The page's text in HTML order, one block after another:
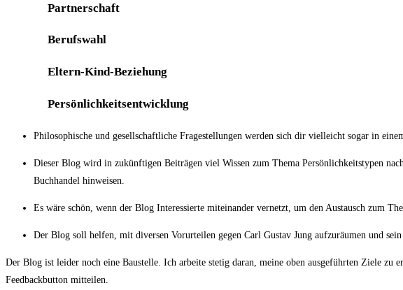
Partnerschaft
Berufswahl
Eltern-Kind-Beziehung
Persönlichkeitsentwicklung
Philosophische und gesellschaftliche Fragestellungen werden sich dir vielleicht sogar in
Dieser Blog wird in zukünftigen Beiträgen viel Wissen zum Thema Persönlichkeitstypen
Buchhandel hinweisen.
Es wäre schön, wenn der Blog Interessierte miteinander vernetzt, um den Austausch zum
Der Blog soll helfen, mit diversen Vorurteilen gegen Carl Gustav Jung aufzuräumen und
Der Blog ist leider noch eine Baustelle. Ich arbeite stetig daran, meine oben ausgeführten Ziele zu
Feedbackbutton mitteilen.